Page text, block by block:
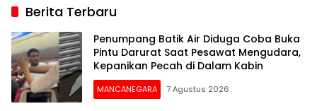
Berita Terbaru
Penumpang Batik Air Diduga Coba Buka
Pintu Darurat Saat Pesawat Mengudara,
Kepanikan Pecah di Dalam Kabin
MANCANEGARA 7 Agustus 2026